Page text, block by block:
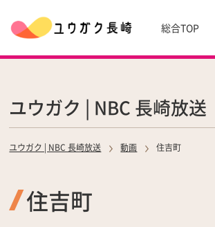
総合TOP
ユウガク | NBC 長崎放送
ユウガク | NBC 長崎放送 動画 住吉町
住吉町